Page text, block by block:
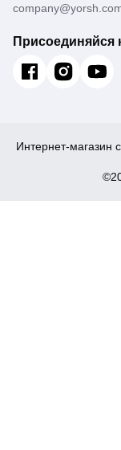
Присоединяйся
Интернет-магазин